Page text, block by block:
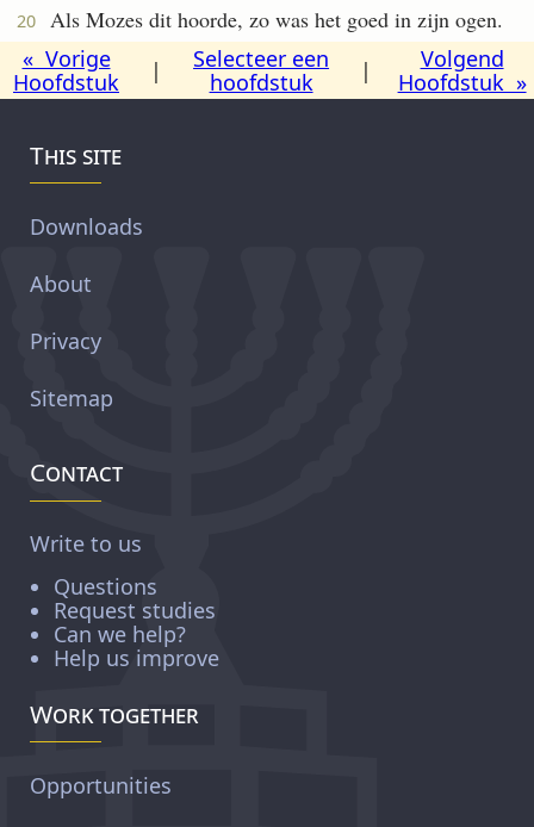
20
Als Mozes dit hoorde, zo was het goed in zijn ogen.
« Vorige
Hoofdstuk
|
Selecteer een
hoofdstuk
|
Volgend
Hoofdstuk »
This site
Downloads
About
Privacy
Sitemap
Contact
Write to us
Questions
Request studies
Can we help?
Help us improve
Work together
Opportunities